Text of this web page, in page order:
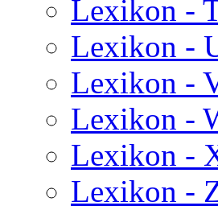
Lexikon -
Lexikon -
Lexikon -
Lexikon -
Lexikon -
Lexikon -